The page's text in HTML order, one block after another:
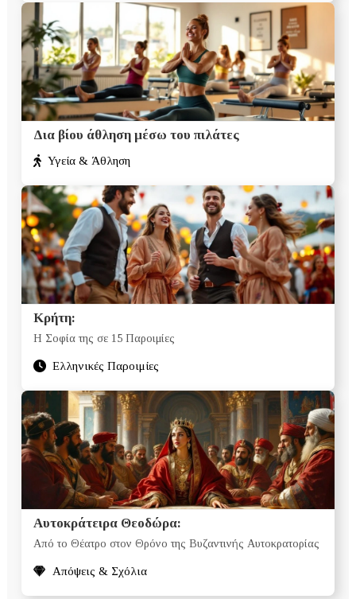
Δια βίου άθληση μέσω του πιλάτες
Υγεία & Άθληση
Κρήτη:
Η Σοφία της σε 15 Παροιμίες
Ελληνικές Παροιμίες
Αυτοκράτειρα Θεοδώρα:
Από το Θέατρο στον Θρόνο της Βυζαντινής Αυτοκρατορίας
Απόψεις & Σχόλια